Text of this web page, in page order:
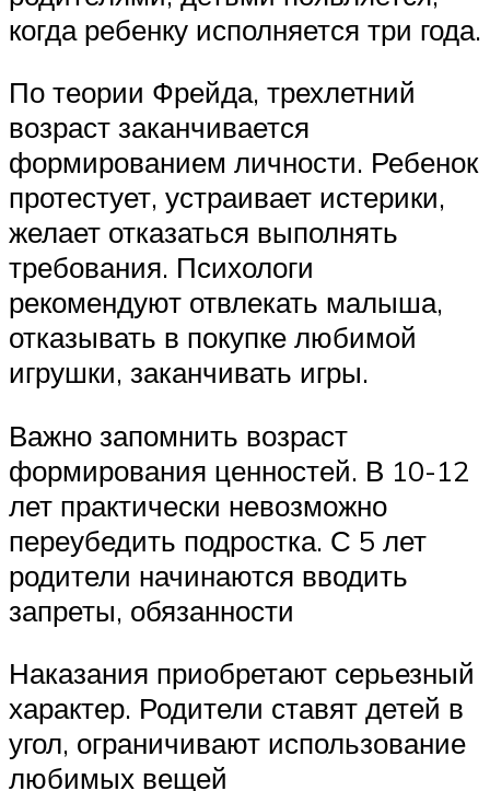
когда ребенку исполняется три года.
По теории Фрейда, трехлетний
возраст заканчивается
формированием личности. Ребенок
протестует, устраивает истерики,
желает отказаться выполнять
требования. Психологи
рекомендуют отвлекать малыша,
отказывать в покупке любимой
игрушки, заканчивать игры.
Важно запомнить возраст
формирования ценностей. В 10-12
лет практически невозможно
переубедить подростка. С 5 лет
родители начинаются вводить
запреты, обязанности
Наказания приобретают серьезный
характер. Родители ставят детей в
угол, ограничивают использование
любимых вещей